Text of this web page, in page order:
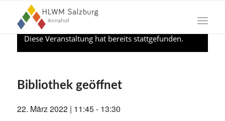
Diese Veranstaltung hat bereits stattgefunden.
Bibliothek geöffnet
22. März 2022 | 11:45- 13:30